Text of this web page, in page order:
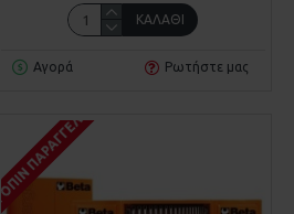
ΚΑΛΆΘΙ
Αγορά Ρωτήστε μας
ΚΑΤΌΠΙΝ ΠΑΡΑΓΓΕΛΊΑΣ